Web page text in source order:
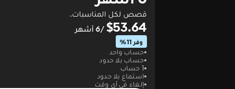
قصص لكل المناسبات.
$53.64 /6 أشهر
وفر 11%
حساب واحد
حساب بلا حدود
1 حساب
استماع بلا حدود
إلغاء في أي وقت